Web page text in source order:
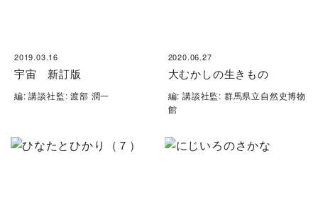
2019.03.16
宇宙 新訂版
編: 講談社監: 渡部 潤一
2020.06.27
大むかしの生きもの
編: 講談社監: 群馬県立自然史博物
館